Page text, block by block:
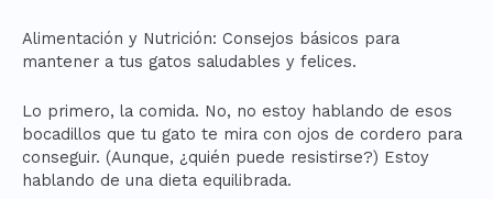
Alimentación y Nutrición: Consejos básicos para
mantener a tus gatos saludables y felices.
Lo primero, la comida. No, no estoy hablando de esos
bocadillos que tu gato te mira con ojos de cordero para
conseguir. (Aunque, ¿quién puede resistirse?) Estoy
hablando de una dieta equilibrada.